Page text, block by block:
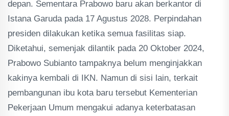
depan. Sementara Prabowo baru akan berkantor di
Istana Garuda pada 17 Agustus 2028. Perpindahan
presiden dilakukan ketika semua fasilitas siap.
Diketahui, semenjak dilantik pada 20 Oktober 2024,
Prabowo Subianto tampaknya belum menginjakkan
kakinya kembali di IKN. Namun di sisi lain, terkait
pembangunan ibu kota baru tersebut Kementerian
Pekerjaan Umum mengakui adanya keterbatasan